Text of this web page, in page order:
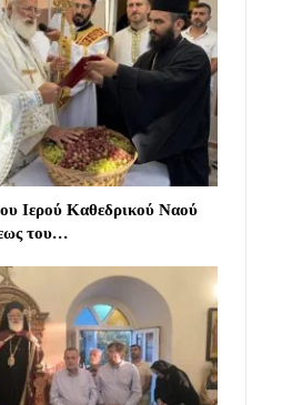
Ιερού Καθεδρικού Ναού
του…